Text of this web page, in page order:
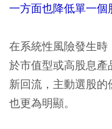
一方面也降低單一個
在系統性風險發生時
於市值型或高股息
新回流，主動選股
也更為明顯。